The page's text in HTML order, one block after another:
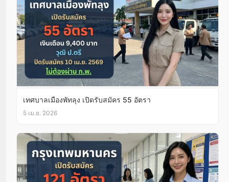
เทศบาลเมืองพัทลุง เปิดรับสมัคร 55 อัตรา
5 เม.ย. 2026